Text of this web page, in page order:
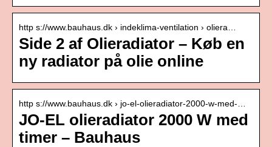
http s://www.bauhaus.dk › indeklima-ventilation › oliera…
Side 2 af Olieradiator – Køb en
ny radiator på olie online
http s://www.bauhaus.dk › jo-el-olieradiator-2000-w-med-…
JO-EL olieradiator 2000 W med
timer – Bauhaus